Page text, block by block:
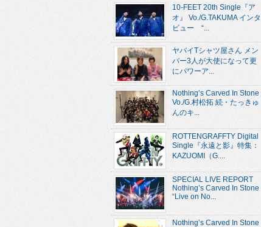
10-FEET 20th Single『ア
オ』 Vo./G.TAKUMA インタ
ビュー “...
ヤバイTシャツ屋さん メン
バー3人が大使になって更
にパワーア...
Nothing’s Carved In Stone
Vo./G.村松拓 続・たっきゅ
んのキ...
ROTTENGRAFFTY Digital
Single『永遠と影』特集：
KAZUOMI（G....
SPECIAL LIVE REPORT
Nothing’s Carved In Stone
“Live on No...
Nothing’s Carved In Stone